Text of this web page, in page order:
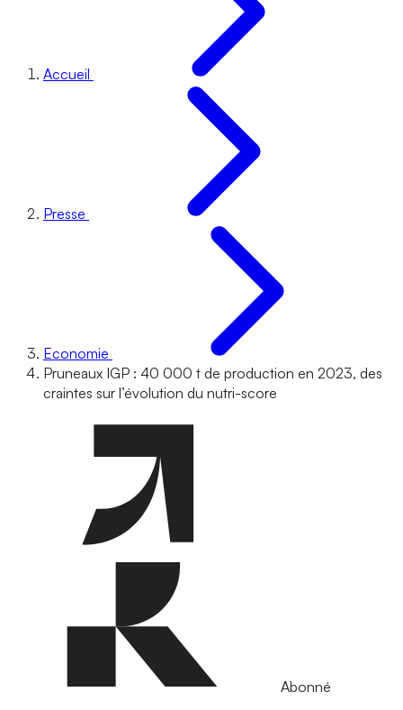
Accueil
Presse
Economie
Pruneaux IGP : 40 000 t de production en 2023, des
craintes sur l’évolution du nutri-score
Abonné